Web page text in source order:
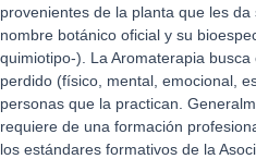
provenientes de la planta que les
nombre botánico oficial y su
quimiotipo-). La Aromaterapia
perdido (físico, mental, emocional,
personas que la practican.
requiere de una formación
los estándares formativos de la